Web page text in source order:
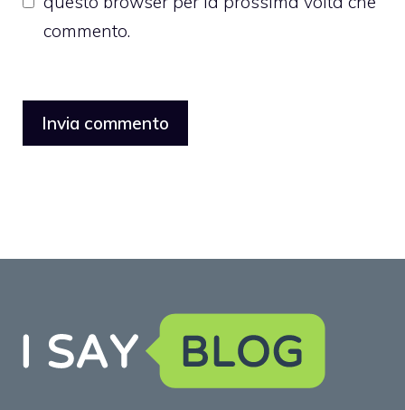
commento.